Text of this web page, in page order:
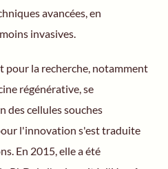
avancées, en
invasives.
pour la recherche, notamment
régénérative, se
cellules souches
l'innovation s'est traduite
En 2015, elle a été